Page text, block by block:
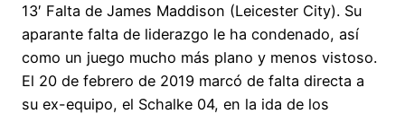
13′ Falta de James Maddison (Leicester City). Su
aparante falta de liderazgo le ha condenado, así
como un juego mucho más plano y menos vistoso.
El 20 de febrero de 2019 marcó de falta directa a
su ex-equipo, el Schalke 04, en la ida de los